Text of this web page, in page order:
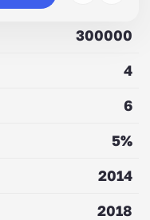
300000
4
6
5%
2014
2018